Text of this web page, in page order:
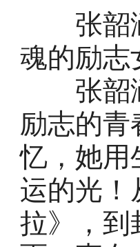
张韶涵
魂的励志
张韶涵
励志的青
忆，她用
运的光！
拉》，到